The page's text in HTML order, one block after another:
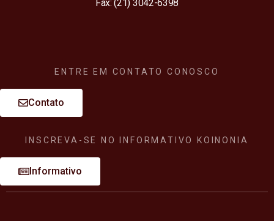
Fax: (21) 3042-6398
ENTRE EM CONTATO CONOSCO
Contato
INSCREVA-SE NO INFORMATIVO KOINONIA
Informativo